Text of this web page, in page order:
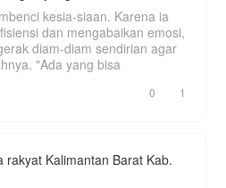
kesia-siaan. Karena ia
dan mengabaikan emosi,
diam-diam sendirian agar
tidak memancing amarahnya. "Ada yang bisa
0 1
rakyat Kalimantan Barat Kab.